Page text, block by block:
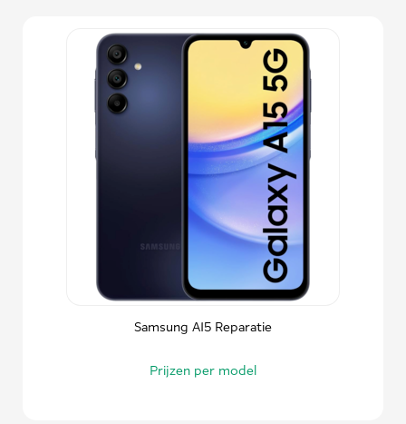
Samsung A15 Reparatie
Prijzen per model